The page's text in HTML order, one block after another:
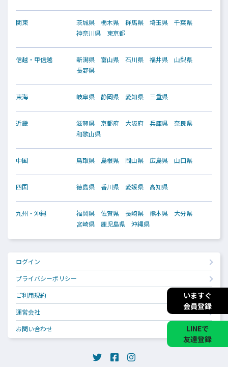
いますぐ
会員登録
LINEで
友達登録
関東 茨城県 栃木県 群馬県 埼玉県
千葉県
神奈川県
東京都
信越・甲信越 新潟県 富山県 石川県 福井県
山梨県
長野県
東海 岐阜県 静岡県 愛知県 三重県
近畿 滋賀県 京都府 大阪府 兵庫県
奈良県
和歌山県
中国 鳥取県 島根県 岡山県 広島県 山口県
四国 徳島県 香川県 愛媛県 高知県
九州・沖縄 福岡県 佐賀県 長崎県 熊本県
大分県
宮崎県
鹿児島県 沖縄県
ログイン
プライバシーポリシー
ご利用規約
運営会社
お問い合わせ